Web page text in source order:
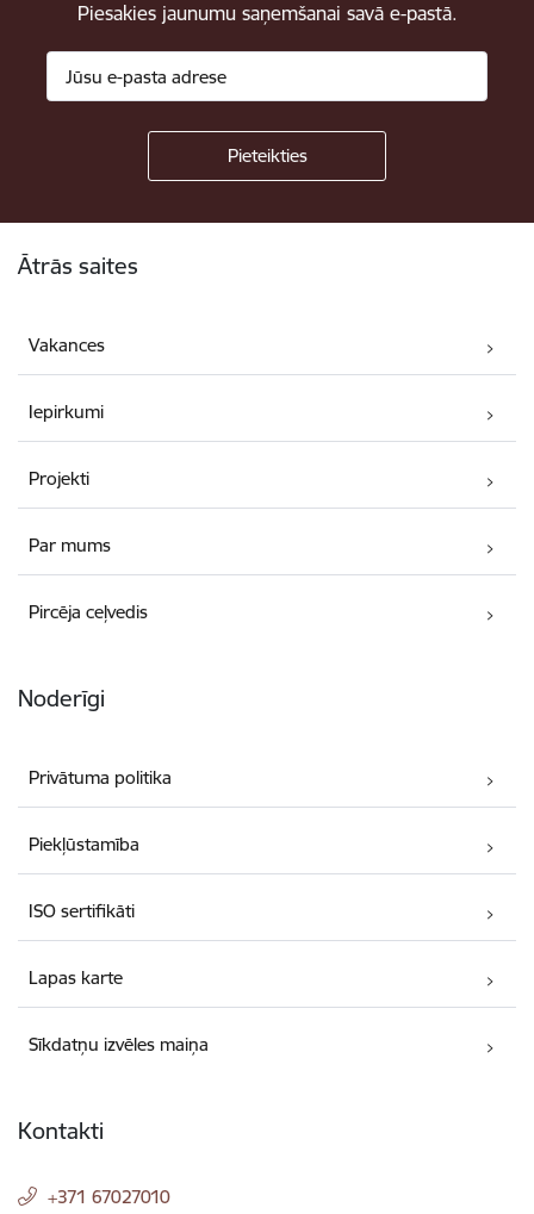
Piesakies jaunumu saņemšanai savā e-pastā.
Ātrās saites
Vakances
Iepirkumi
Projekti
Par mums
Pircēja ceļvedis
Noderīgi
Privātuma politika
Piekļūstamība
ISO sertifikāti
Lapas karte
Sīkdatņu izvēles maiņa
Kontakti
+371 67027010